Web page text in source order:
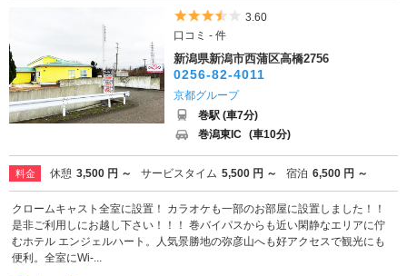
5つ星のうち3.5
3.60
口コミ - 件
新潟県新潟市西蒲区高橋2756
0256-82-4011
京都グループ
巻駅 (車7分)
巻潟東IC (車10分)
料金 休憩 3,500 円 ～ サービスタイム 5,500 円 ～ 宿泊 6,500 円 ～
クロームキャスト全室に設置！ カラオケも一部のお部屋に設置しました！！
是非ご利用しにお越し下さい！！！ 巻バイパスからも近い閑静なエリアに佇
むホテル エンジェルハート。人気景勝地の弥彦山へも好アクセスで観光にも
便利。全室にWi-...